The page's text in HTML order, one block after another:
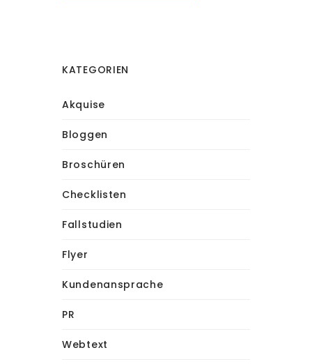
KATEGORIEN
Akquise
Bloggen
Broschüren
Checklisten
Fallstudien
Flyer
Kundenansprache
PR
Webtext